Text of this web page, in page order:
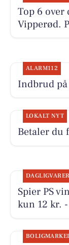
Top 6
Vipperød.
ALARM112
Indbrud
LOKALT NYT
Betaler du
DAGLIGVARER
Spier PS
kun 12 kr.